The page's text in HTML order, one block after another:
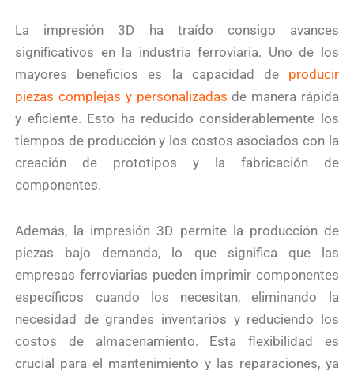
La impresión 3D ha traído consigo avances
significativos en la industria ferroviaria. Uno de los
mayores beneficios es la capacidad de producir
piezas complejas y personalizadas de manera rápida
y eficiente. Esto ha reducido considerablemente los
tiempos de producción y los costos asociados con la
creación de prototipos y la fabricación de
componentes.
Además, la impresión 3D permite la producción de
piezas bajo demanda, lo que significa que las
empresas ferroviarias pueden imprimir componentes
específicos cuando los necesitan, eliminando la
necesidad de grandes inventarios y reduciendo los
costos de almacenamiento. Esta flexibilidad es
crucial para el mantenimiento y las reparaciones, ya